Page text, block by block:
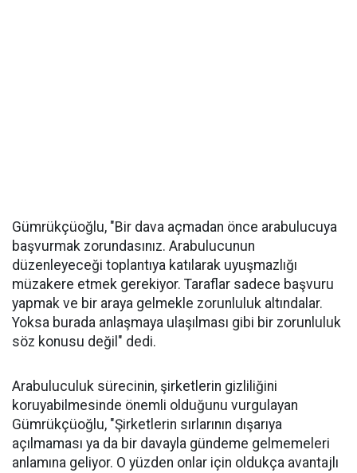
Gümrükçüoğlu, "Bir dava açmadan önce arabulucuya
başvurmak zorundasınız. Arabulucunun
düzenleyeceği toplantıya katılarak uyuşmazlığı
müzakere etmek gerekiyor. Taraflar sadece başvuru
yapmak ve bir araya gelmekle zorunluluk altındalar.
Yoksa burada anlaşmaya ulaşılması gibi bir zorunluluk
söz konusu değil" dedi.
Arabuluculuk sürecinin, şirketlerin gizliliğini
koruyabilmesinde önemli olduğunu vurgulayan
Gümrükçüoğlu, "Şirketlerin sırlarının dışarıya
açılmaması ya da bir davayla gündeme gelmemeleri
anlamına geliyor. O yüzden onlar için oldukça avantajlı